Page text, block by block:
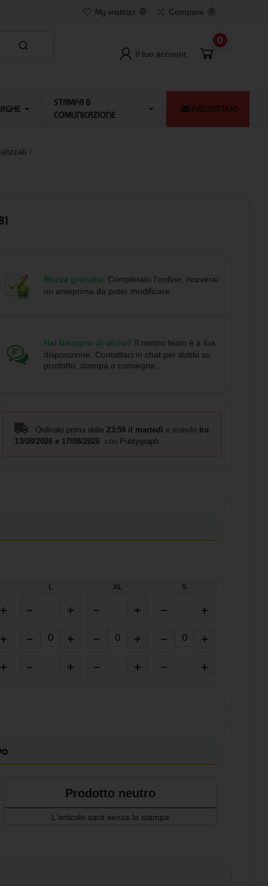
My wishlist 0 Compare 0
Il tuo account
0
STAMPA &
COMUNICAZIONE
PREVENTIVO
Bozza gratuita: Completato l'ordine, riceverai
un anteprima da poter modificare.
Hai bisogno di aiuto? Il nostro team è a tua
disposizione. Contattaci in chat per dubbi su
prodotto, stampa o consegna..
Ordinalo prima delle 23:59 il martedì e ricevilo tra
13/08/2026 e 17/08/2026 con Publygraph
L XL S
+ − + − + − +
+ − + − + − +
+ − + − + − +
Prodotto neutro
L'articolo sarà senza la stampa